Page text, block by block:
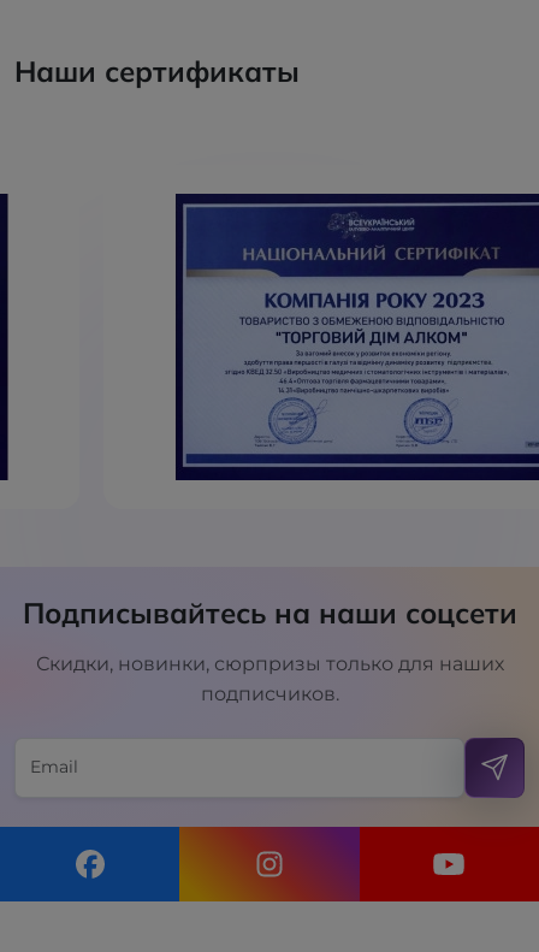
Наши сертификаты
Подписывайтесь на наши соцсети
Скидки, новинки, сюрпризы только для наших
подписчиков.